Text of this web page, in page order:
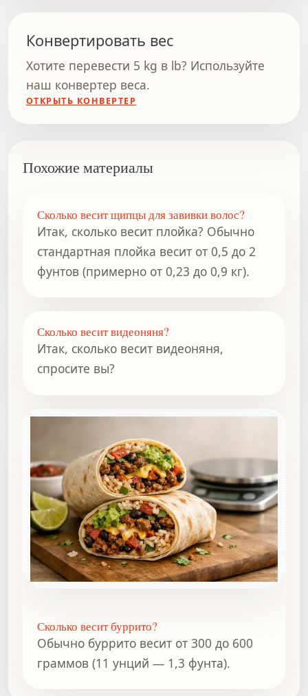
Конвертировать вес
Хотите перевести 5 kg в lb? Используйте
наш конвертер веса.
ОТКРЫТЬ КОНВЕРТЕР
Похожие материалы
Сколько весит щипцы для завивки волос?
Итак, сколько весит плойка? Обычно
стандартная плойка весит от 0,5 до 2
фунтов (примерно от 0,23 до 0,9 кг).
Сколько весит видеоняня?
Итак, сколько весит видеоняня,
спросите вы?
Сколько весит буррито?
Обычно буррито весит от 300 до 600
граммов (11 унций — 1,3 фунта).